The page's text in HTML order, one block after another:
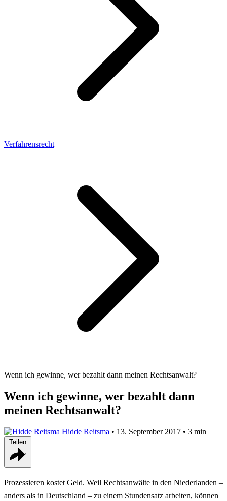
Verfahrensrecht
Wenn ich gewinne, wer bezahlt dann meinen Rechtsanwalt?
Wenn ich gewinne, wer bezahlt dann
meinen Rechtsanwalt?
Hidde Reitsma • 13. September 2017 • 3 min
Prozessieren kostet Geld. Weil Rechtsanwälte in den Niederlanden –
anders als in Deutschland – zu einem Stundensatz arbeiten, können